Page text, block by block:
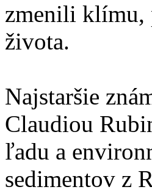
zmenili klímu,
života.
Najstaršie
Claudiou
ľadu a
sedimentov z